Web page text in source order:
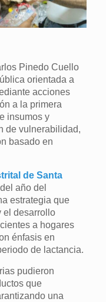
Pinedo Cuello
orientada a
acciones
a la primera
insumos y
de vulnerabilidad,
basado en
de Santa
año del
estrategia que
el desarrollo
a hogares
énfasis en
de lactancia.
pudieron
que
una